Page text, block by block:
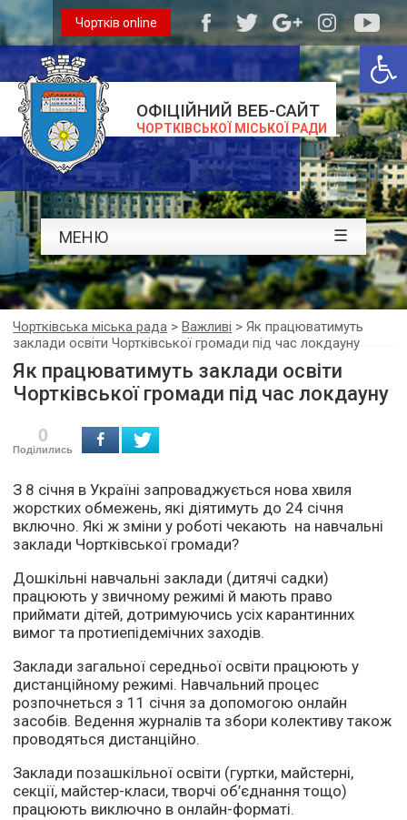
ОФІЦІЙНИЙ ВЕБ-САЙТ
ЧОРТКІВСЬКОЇ МІСЬКОЇ РАДИ
Чортків online
МЕНЮ ☰
Чортківська міська рада >Важливі >Як працюватимуть
заклади освіти Чортківської громади під час локдауну
Як працюватимуть заклади освіти
Чортківської громади під час локдауну
0
Поділились
З 8 січня в Україні запроваджується нова хвиля
жорстких обмежень, які діятимуть до 24 січня
включно. Які ж зміни у роботі чекають на навчальні
заклади Чортківської громади?
Дошкільні навчальні заклади (дитячі садки)
працюють у звичному режимі й мають право
приймати дітей, дотримуючись усіх карантинних
вимог та протиепідемічних заходів.
Заклади загальної середньої освіти працюють у
дистанційному режимі. Навчальний процес
розпочнеться з 11 січня за допомогою онлайн
засобів. Ведення журналів та збори колективу також
проводяться дистанційно.
Заклади позашкільної освіти (гуртки, майстерні,
секції, майстер-класи, творчі об’єднання тощо)
працюють виключно в онлайн-форматі.